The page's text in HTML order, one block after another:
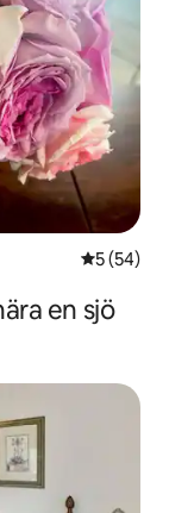
5 av 5 i
5 (54)
en sjö